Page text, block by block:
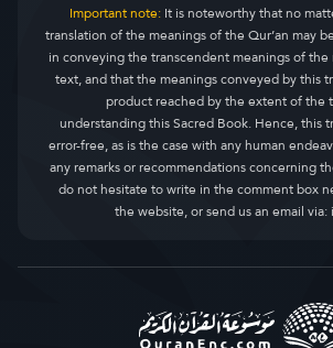
Important note:It is noteworthy that no
translation of the meanings of the Qur’an may
in conveying the transcendent meanings of the
text, and that the meanings conveyed by this
product reached by the extent of the
understanding this Sacred Book. Hence, this
error-free, as is the case with any human
any remarks or recommendations concerning
do not hesitate to write in the comment box
the website, or send us an email via: